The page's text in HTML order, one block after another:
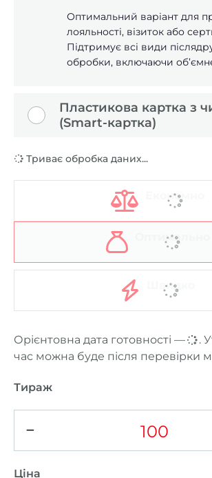
Оптимальний варіант для
лояльності, візиток або
Підтримує всі види
обробки, включаючи
Пластикова картка з
(Smart-картка)
Триває обробка даних...
Економно
Оптимально
Швидко
Орієнтовна дата готовності —....
час можна буде після перевірки
Тираж
−
Ціна